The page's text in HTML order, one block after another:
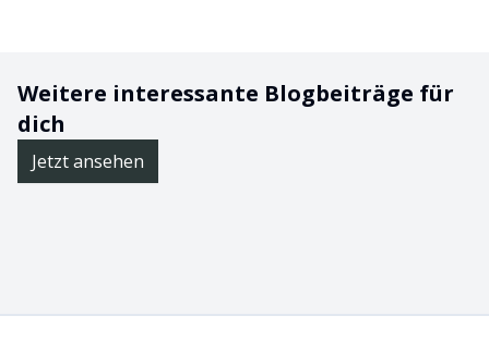
Weitere interessante Blogbeiträge für
dich
Jetzt ansehen